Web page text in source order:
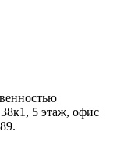
5 этаж, офис